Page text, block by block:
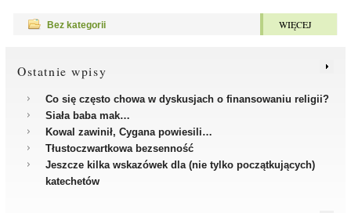
Bez kategorii WIĘCEJ
Ostatnie wpisy
Co się często chowa w dyskusjach o finansowaniu religii?
Siała baba mak…
Kowal zawinił, Cygana powiesili…
Tłustoczwartkowa bezsenność
Jeszcze kilka wskazówek dla (nie tylko początkujących)
katechetów